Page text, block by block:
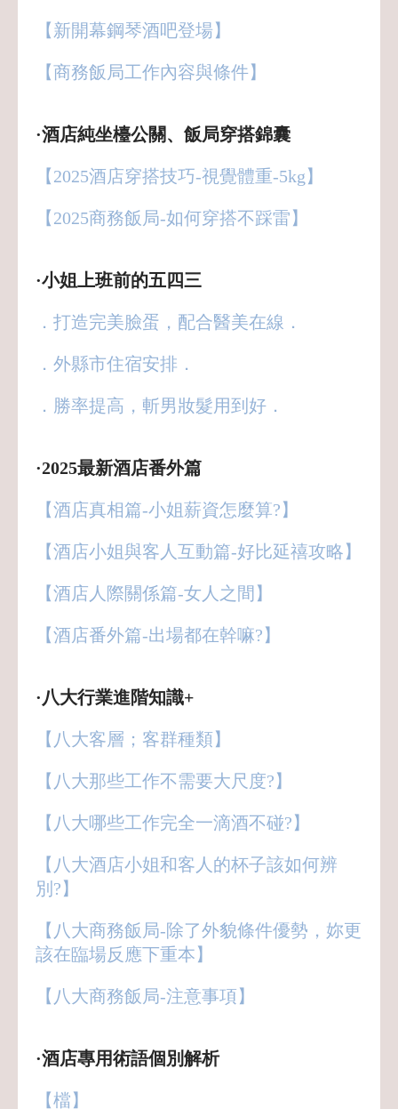
【新開幕鋼琴酒吧登場】
【商務飯局工作內容與條件】
·酒店純坐檯公關、飯局穿搭錦囊
【2025酒店穿搭技巧-視覺體重-5kg】
【2025商務飯局-如何穿搭不踩雷】
·小姐上班前的五四三
．打造完美臉蛋，配合醫美在線．
．外縣市住宿安排．
．勝率提高，斬男妝髮用到好．
·2025最新酒店番外篇
【酒店真相篇-小姐薪資怎麼算?】
【酒店小姐與客人互動篇-好比延禧攻略】
【酒店人際關係篇-女人之間】
【酒店番外篇-出場都在幹嘛?】
·八大行業進階知識+
【八大客層；客群種類】
【八大那些工作不需要大尺度?】
【八大哪些工作完全一滴酒不碰?】
【八大酒店小姐和客人的杯子該如何辨
別?】
【八大商務飯局-除了外貌條件優勢，妳更
該在臨場反應下重本】
【八大商務飯局-注意事項】
·酒店專用術語個別解析
【檔】